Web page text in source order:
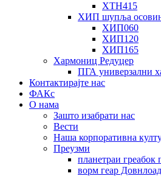
ХТН415
ХИП шупља
ХИП060
ХИП120
ХИП165
Хармониц Редуцер
ПГА универзални
Контактирајте нас
ФАКс
О нама
Зашто изабрати нас
Вести
Наша корпоративна
Преузми
планетраи греабок
ворм геар Довнлоад